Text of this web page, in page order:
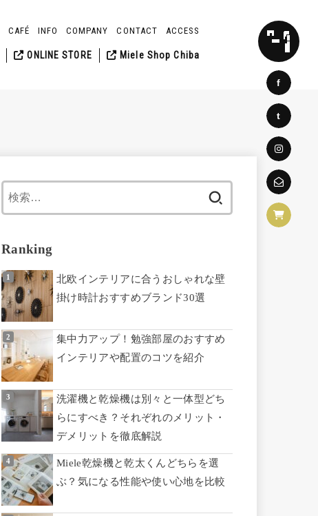
f
t
ONLINE STORE Miele Shop Chiba
CAFÉ INFO COMPANY CONTACT ACCESS SEARCH
Ranking
北欧インテリアに合うおしゃれな壁
掛け時計おすすめブランド30選
集中力アップ！勉強部屋のおすすめ
インテリアや配置のコツを紹介
洗濯機と乾燥機は別々と一体型どち
らにすべき？それぞれのメリット・
デメリットを徹底解説
Miele乾燥機と乾太くんどちらを選
ぶ？気になる性能や使い心地を比較